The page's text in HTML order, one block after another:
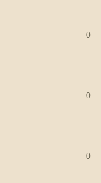
0
0
0